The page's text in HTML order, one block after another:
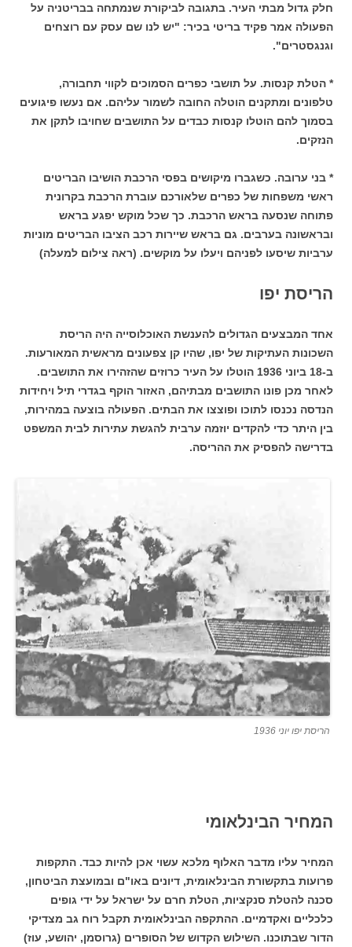
חלק גדול מבתי העיר. בתגובה לביקורת שנמתחה בבריטניה על
הפעולה אמר פקיד בריטי בכיר: "יש לנו שם עסק עם רוצחים
וגנגסטרים".
* הטלת קנסות. על תושבי כפרים הסמוכים לקווי תחבורה,
טלפונים ומתקנים הוטלה החובה לשמור עליהם. אם נעשו פיגועים
בסמוך להם הוטלו קנסות כבדים על התושבים שחויבו לתקן את
הנזקים.
* בני ערובה. כשגברו מיקושים בפסי הרכבת הושיבו הבריטים
ראשי משפחות של כפרים שלאורכם עוברת הרכבת בקרונית
פתוחה שנסעה בראש הרכבת. כך שכל מוקש יפגע בראש
ובראשונה בערבים. גם בראש שיירות רכב הציבו הבריטים מוניות
ערביות שיסעו לפניהם ויעלו על מוקשים. (ראה צילום למעלה)
הריסת יפו
אחד המבצעים הגדולים להענשת האוכלוסייה היה הריסת
השכונות העתיקות של יפו, שהיו קן צפעונים מראשית המאורעות.
ב-18 ביוני 1936 הוטלו על העיר כרוזים שהזהירו את התושבים.
לאחר מכן פונו התושבים מבתיהם, האזור הוקף בגדרי תיל ויחידות
הנדסה נכנסו לתוכו ופוצצו את הבתים. הפעולה בוצעה במהירות,
בין היתר כדי להקדים יוזמה ערבית להגשת עתירות לבית המשפט
בדרישה להפסיק את ההריסה.
הריסת יפו יוני 1936
המחיר הבינלאומי
המחיר עליו מדבר האלוף מלכא עשוי אכן להיות כבד. התקפות
פרועות בתקשורת הבינלאומית, דיונים באו"ם ובמועצת הביטחון,
סכנה להטלת סנקציות, הטלת חרם על ישראל על ידי גופים
כלכליים ואקדמיים. ההתקפה הבינלאומית תקבל רוח גב מצדיקי
הדור שבתוכנו. השילוש הקדוש של הסופרים (גרוסמן, יהושע, עוז)